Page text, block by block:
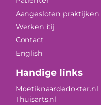
Aangesloten praktijken
Werken bij
Contact
English
Handige links
Moetiknaardedokter.nl
Thuisarts.nl